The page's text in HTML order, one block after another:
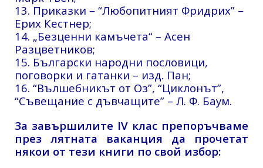
13. Приказки – “Любопитният Фридрих” –
Ерих Кестнер;
14. „Безценни камъчета“ – Асен
Разцветников;
15. Български народни пословици,
поговорки и гатанки – изд. Пан;
16. “Вълшебникът от Оз”, “Циклонът”,
“Съвещание с дъвчащите” – Л. Ф. Баум.
За завършилите IV клас препоръчваме
през лятната ваканция да прочетат
някои от тези книги по свой избор: